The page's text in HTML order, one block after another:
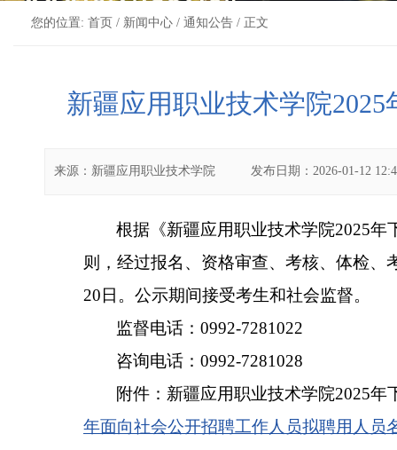
您的位置: 首页 / 新闻中心 / 通知公告 / 正文
新疆应用职业技术学院
来源： 新疆应用职业技术学院 发布日期： 2026-01-12
根据《新疆应用职业技术学院2025
则，经过报名、资格审查、考核、体检、
20日。公示期间接受考生和社会监督。
监督电话：0992-7281022
咨询电话：0992-7281028
附件：新疆应用职业技术学院2025
年面向社会公开招聘工作人员拟聘用人员